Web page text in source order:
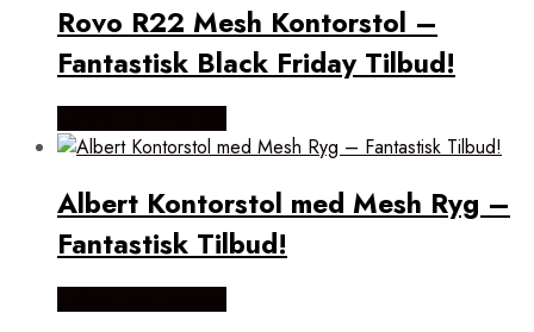
Rovo R22 Mesh Kontorstol –
Fantastisk Black Friday Tilbud!
Albert Kontorstol med Mesh Ryg –
Fantastisk Tilbud!